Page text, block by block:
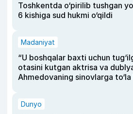
Toshkentda o‘pirilib tushgan
6 kishiga sud hukmi o‘qildi
Madaniyat
“U boshqalar baxti uchun
otasini kutgan aktrisa va
Ahmedovaning sinovlarga
Dunyo